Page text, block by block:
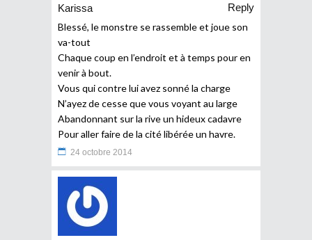
Karissa
Reply
Blessé, le monstre se rassemble et joue son
va-tout
Chaque coup en l’endroit et à temps pour en
venir à bout.
Vous qui contre lui avez sonné la charge
N’ayez de cesse que vous voyant au large
Abandonnant sur la rive un hideux cadavre
Pour aller faire de la cité libérée un havre.
24 octobre 2014